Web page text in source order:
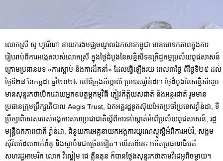
លោកស្រី សូ ហ្វារីណា នាយករងមជ្ឈមណ្ឌលឯកសារកម្ពុជា មានមោទកភាពក្នុងការ
រៀបរាប់ពីការអង្កេតរបស់លោកស្រី ក្នុងថ្ងៃដំបូងនៃសន្និសីទឧក្រិដ្ឋកម្មប្រល័យពូជសាសន៍
ក្រោមប្រធានបទ «ការស្តាប់ និងការដឹកនាំ» ដែលធ្វើឡើងរយៈពេល៣ថ្ងៃ ពីថ្ងៃទី២៥ ដល់
ថ្ងៃទី២៨ ខែកក្កដា ឆ្នាំ២០២៤ នៅទីក្រុងគីហ្កាលី ប្រទេសរ៉្វាន់ដា។ ថ្ងៃដំបូងនៃសន្និសីទរួម
មានសុន្ទរកថាបើកដោយអ្នកឧបត្ថម្ភកម្មវិធី ភ្ញៀវកិត្តិយសជាតិ និងអន្តរជាតិ រួមមាន
ប្រធានក្រុមប្រឹក្សាភិបាល Aegis Trust, ឯកអគ្គរដ្ឋទូតស៊ុយអែតប្រចាំប្រទេសរ៉្វាន់ដា, ទី
ប្រឹក្សាពិសេសរបស់អង្គការសហប្រជាជាតិស្តីពីការទប់ស្កាត់អំពើប្រល័យពូជសាសន៍, រដ្ឋ
មន្ត្រីឯកភាពជាតិ រ៉្វាន់ដា, ជំនួយការអគ្គនាយកអង្គការយូណេស្កូស្តីអំពីការអប់រំ, សង្គម
ស៊ីវិលដែលពាក់ព័ន្ធ និងស្ថាប័នជាច្រើនទៀត។ លើសពីនេះ អតីតប្រធានាធិបតី
សហរដ្ឋអាមេរិក លោក វិល្លៀម ជេ គ្លីនតុន ក៏បានថ្លែងសុន្ទរកថាតាមវីដេអូពីចម្ងាយ។